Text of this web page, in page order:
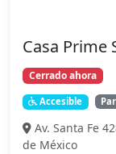
Casa Prime
Cerrado ahora
Accesible
Av. Santa Fe
de México